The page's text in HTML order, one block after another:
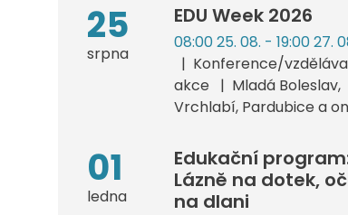
25
srpna
EDU Week 2026
08:00 25. 08. - 19:00 27.
Konference/
akce
Mladá Boleslav,
Vrchlabí, Pardubice a
01
ledna
Edukační
Lázně na dotek,
na dlani